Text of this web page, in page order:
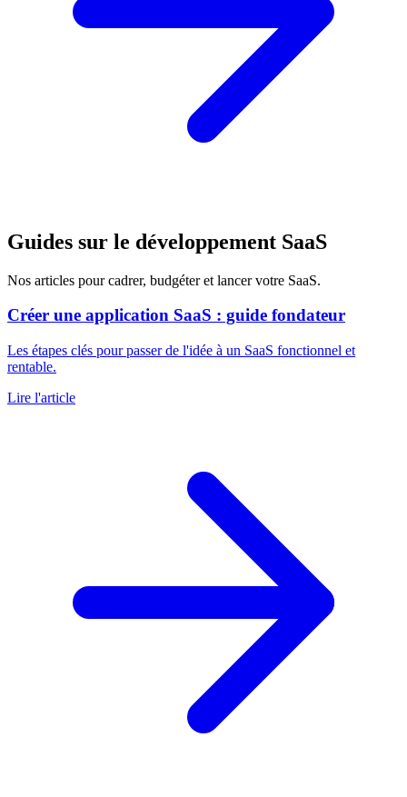
Guides sur le développement SaaS
Nos articles pour cadrer, budgéter et lancer votre SaaS.
Créer une application SaaS : guide fondateur
Les étapes clés pour passer de l'idée à un SaaS fonctionnel et
rentable.
Lire l'article